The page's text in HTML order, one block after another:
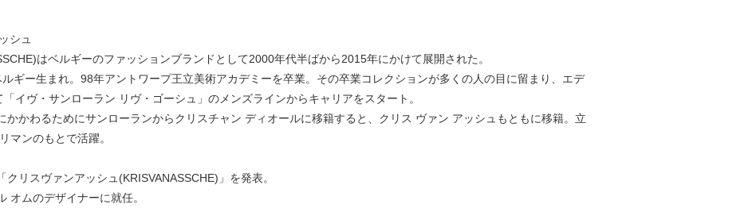
シュ
はベルギーのファッションブランドとして2000年代半ばから2015年にかけて展開された。
ギー生まれ。98年アントワープ王立美術アカデミーを卒業。その卒業コレクションが多くの人の目に留まり、エデ
イヴ・サンローラン リヴ・ゴーシュ」のメンズラインからキャリアをスタート。
かかわるためにサンローランからクリスチャン ディオールに移籍すると、クリス ヴァン アッシュもともに移籍。立
マンのもとで活躍。
リスヴァンアッシュ(KRISVANASSCHE)」を発表。
オムのデザイナーに就任。